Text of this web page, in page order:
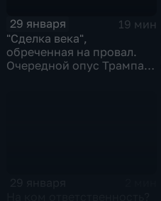
29 января
19 мин
"Сделка века",
обреченная на провал.
Очередной опус Трампа.